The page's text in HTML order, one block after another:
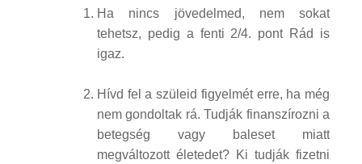
Ha nincs jövedelmed, nem sokat
tehetsz, pedig a fenti 2/4. pont Rád is
igaz.
Hívd fel a szüleid figyelmét erre, ha még
nem gondoltak rá. Tudják finanszírozni a
betegség vagy baleset miatt
megváltozott életedet? Ki tudják fizetni